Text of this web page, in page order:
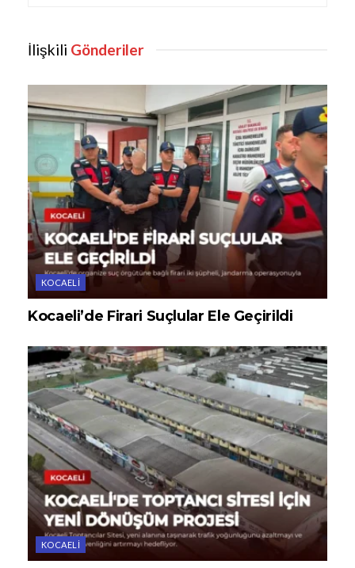
İlişkili Gönderiler
KOCAELI
Kocaeli’de Firari Suçlular Ele Geçirildi
KOCAELI